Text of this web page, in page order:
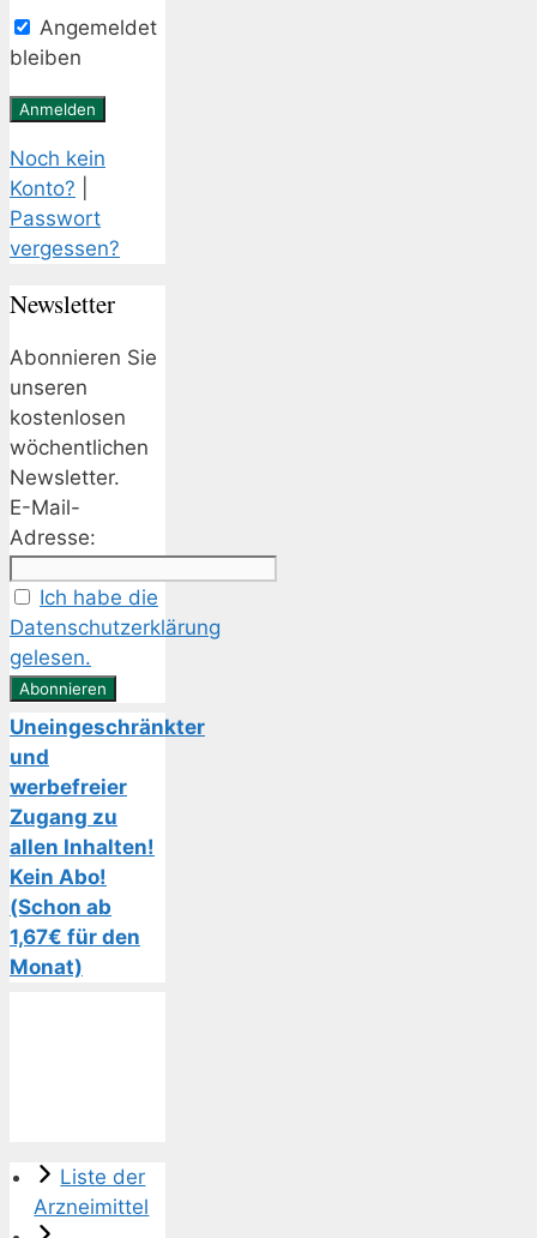
Angemeldet
bleiben
Noch kein
Konto?
Passwort
vergessen?
Newsletter
Abonnieren Sie
unseren
kostenlosen
wöchentlichen
Newsletter.
E-Mail-
Adresse:
Ich habe die
Datenschutzerklärung
gelesen.
Uneingeschränkter
und
werbefreier
Zugang zu
allen Inhalten!
Kein Abo!
(Schon ab
1,67€ für den
Monat)
Liste der
Arzneimittel